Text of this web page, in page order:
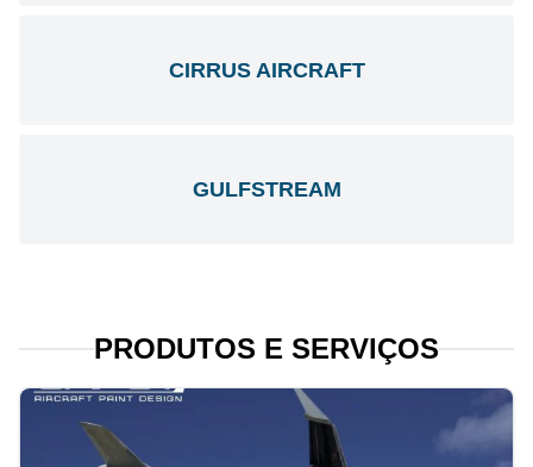
CIRRUS AIRCRAFT
GULFSTREAM
PRODUTOS E SERVIÇOS